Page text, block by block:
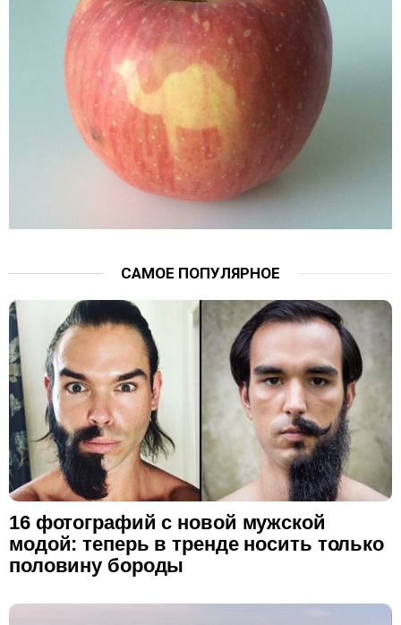
САМОЕ ПОПУЛЯРНОЕ
16 фотографий с новой мужской
модой: теперь в тренде носить только
половину бороды